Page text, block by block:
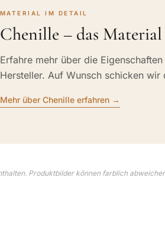
MATERIAL IM DETAIL
Chenille – das Material
Erfahre mehr über die
Hersteller. Auf Wunsch schicken
Mehr über Chenille erfahren →
Produktbilder können farblich